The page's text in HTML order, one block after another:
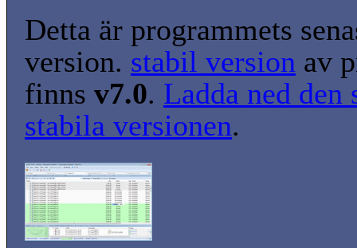
Detta är programmets
version. stabil version av
finns v7.0. Ladda ned den
stabila versionen.